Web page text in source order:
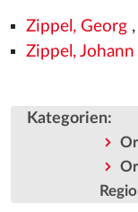
Zippel, Georg,
Zippel,
Kategorien: